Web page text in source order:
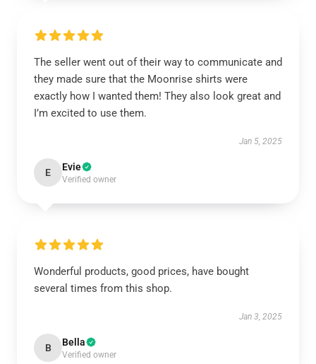
The seller went out of their way to communicate and
they made sure that the Moonrise shirts were
exactly how I wanted them! They also look great and
I’m excited to use them.
Jan 5, 2025
E Evie
Verified owner
Wonderful products, good prices, have bought
several times from this shop.
Jan 3, 2025
B Bella
Verified owner